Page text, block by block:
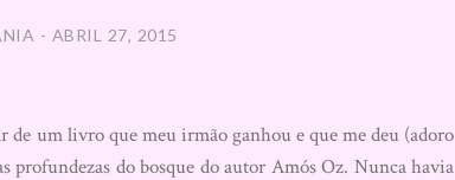
- ABRIL 27, 2015
de um livro que meu irmão ganhou e que me deu (adoro
profundezas do bosque do autor Amós Oz. Nunca havia